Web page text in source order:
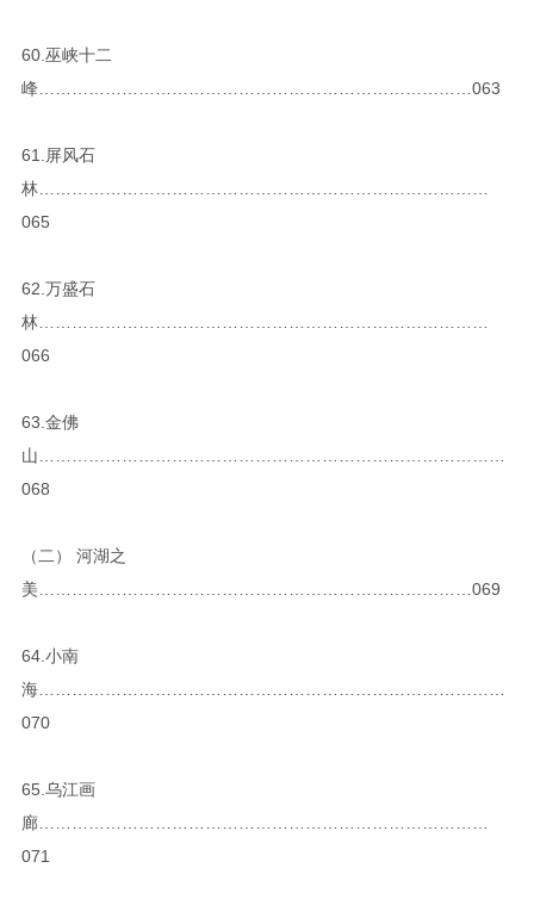
60.巫峡十二
峰……………………………………………………………………063
61.屏风石
林………………………………………………………………………
065
62.万盛石
林………………………………………………………………………
066
63.金佛
山…………………………………………………………………………
068
（二） 河湖之
美……………………………………………………………………069
64.小南
海…………………………………………………………………………
070
65.乌江画
廊………………………………………………………………………
071